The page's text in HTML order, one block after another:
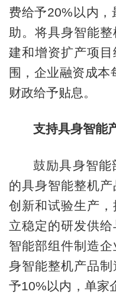
费给予20%以内
助。将具身智能
建和增资扩产项
围，企业融资成本
财政给予贴息。
支持具身智能
鼓励具身智
的具身智能整机
创新和试验生产
立稳定的研发供
智能部组件制造
身智能整机产品
予10%以内，单家